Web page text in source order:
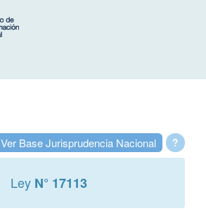
?
Ver Base Jurisprudencia Nacional
Ley N° 17113